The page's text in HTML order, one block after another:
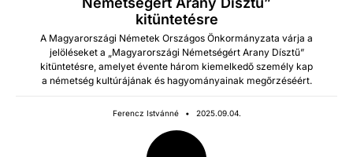
kitüntetésre
A Mag­yarorszá­gi Néme­tek Orszá­gos Önko­r­mányza­ta vár­ja a
jelöléseket a „Mag­yarorszá­gi Német­ségért Arany Dísztű”
kitün­tetésre, ame­lyet évente három kiemelkedő szemé­ly kap
a német­ség kultúrájá­nak és hagy­ományainak megőrzéséért.
Ferencz Istvánné 2025.09.04.